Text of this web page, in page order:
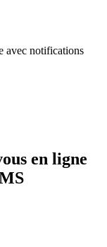
avec notifications
en ligne